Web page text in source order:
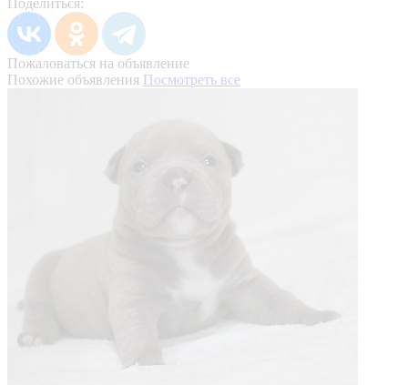
Поделиться:
Пожаловаться на объявление
Похожие объявления Посмотреть все